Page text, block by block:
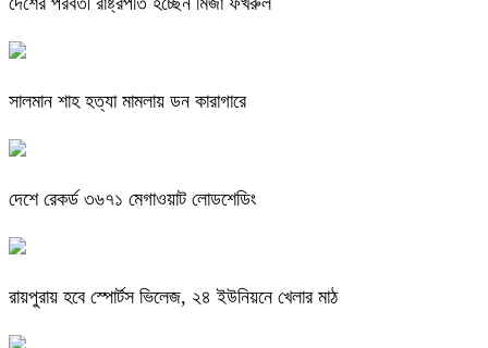
সালমান শাহ হত্যা মামলায় ডন কারাগারে
দেশে রেকর্ড ৩৬৭১ মেগাওয়াট লোডশেডিং
রায়পুরায় হবে স্পোর্টস ভিলেজ, ২৪ ইউনিয়নে খেলার মাঠ